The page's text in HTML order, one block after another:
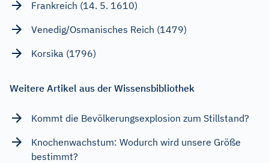
Frankreich (14. 5. 1610)
Venedig/Osmanisches Reich (1479)
Korsika (1796)
Weitere Artikel aus der Wissensbibliothek
Kommt die Bevölkerungsexplosion zum Stillstand?
Knochenwachstum: Wodurch wird unsere Größe
bestimmt?